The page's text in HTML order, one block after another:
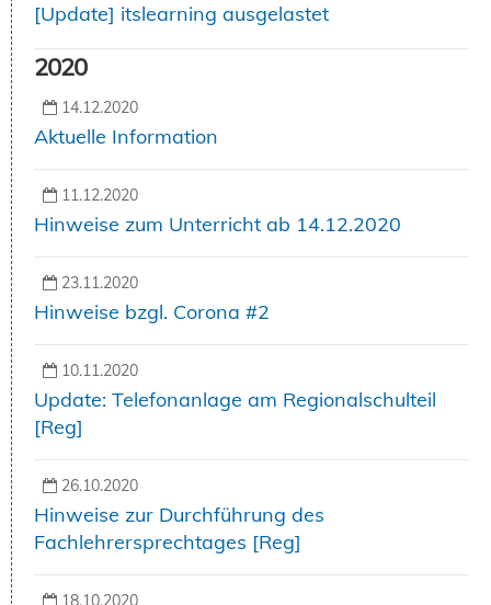
[Update] itslearning ausgelastet
2020
14.12.2020
Aktuelle Information
11.12.2020
Hinweise zum Unterricht ab 14.12.2020
23.11.2020
Hinweise bzgl. Corona #2
10.11.2020
Update: Telefonanlage am Regionalschulteil
[Reg]
26.10.2020
Hinweise zur Durchführung des
Fachlehrersprechtages [Reg]
18.10.2020